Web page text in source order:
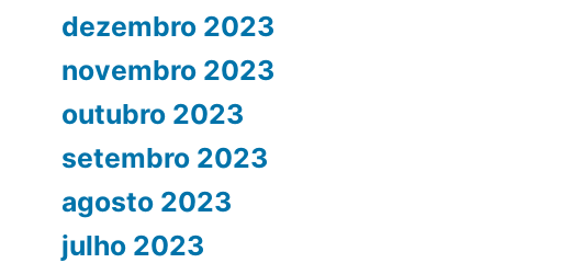
dezembro 2023
novembro 2023
outubro 2023
setembro 2023
agosto 2023
julho 2023